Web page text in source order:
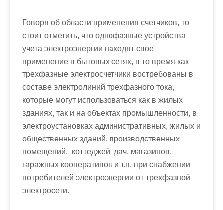
Говоря об области применения счетчиков, то
стоит отметить, что однофазные устройства
учета электроэнергии находят свое
применение в бытовых сетях, в то время как
трехфазные электросчетчики востребованы в
составе электролиний трехфазного тока,
которые могут использоваться как в жилых
зданиях, так и на объектах промышленности, в
электроустановках административных, жилых и
общественных зданий, производственных
помещений, коттеджей, дач, магазинов,
гаражных кооперативов и т.п. при снабжении
потребителей электроэнергии от трехфазной
электросети.